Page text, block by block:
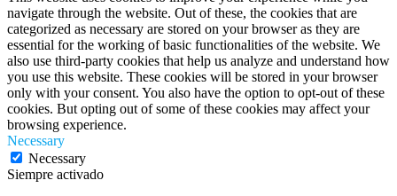
navigate through the website. Out of these, the cookies that are
categorized as necessary are stored on your browser as they are
essential for the working of basic functionalities of the website. We
also use third-party cookies that help us analyze and understand how
you use this website. These cookies will be stored in your browser
only with your consent. You also have the option to opt-out of these
cookies. But opting out of some of these cookies may affect your
browsing experience.
Necessary
Necessary
Siempre activado